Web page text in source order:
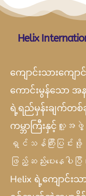
Helix
ကျောင်းသားကျ
ကောင်းမွန်သော အ
ရဲ့ရည်မှန်းချက်တစ်ခု
ကမ္ဘာကြီးနှင့် လူ့အဖွဲ့အစ
ရှင်သန်ကြီးပြင်း
ဖြည့်ဆည်းပေးနေပါပြီ
Helix ရဲ့ကျောင်းသ